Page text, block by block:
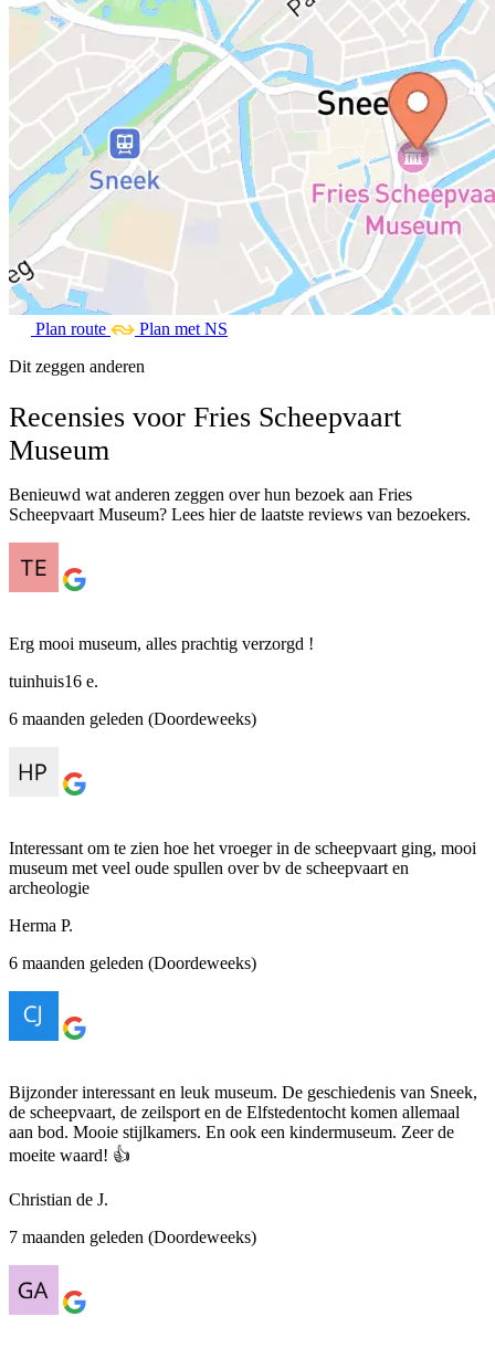
Plan route
Plan met NS
Dit zeggen anderen
Recensies voor Fries Scheepvaart
Museum
Benieuwd wat anderen zeggen over hun bezoek aan Fries
Scheepvaart Museum? Lees hier de laatste reviews van bezoekers.
Erg mooi museum, alles prachtig verzorgd !
tuinhuis16 e.
6 maanden geleden (Doordeweeks)
Interessant om te zien hoe het vroeger in de scheepvaart ging, mooi
museum met veel oude spullen over bv de scheepvaart en
archeologie
Herma P.
6 maanden geleden (Doordeweeks)
Bijzonder interessant en leuk museum. De geschiedenis van Sneek,
de scheepvaart, de zeilsport en de Elfstedentocht komen allemaal
aan bod. Mooie stijlkamers. En ook een kindermuseum. Zeer de
moeite waard! 👍
Christian de J.
7 maanden geleden (Doordeweeks)